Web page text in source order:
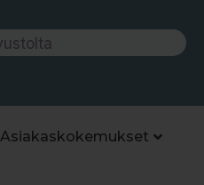
Asiakaskokemukset